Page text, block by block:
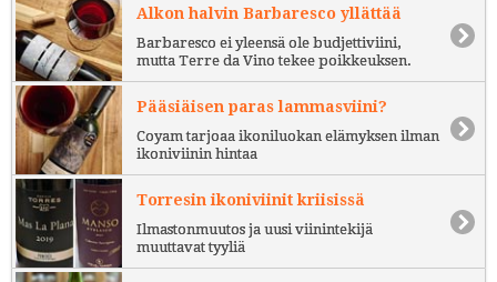
Alkon halvin Barbaresco yllättää
Barbaresco ei yleensä ole budjettiviini,
mutta Terre da Vino tekee poikkeuksen.
Pääsiäisen paras lammasviini?
Coyam tarjoaa ikoniluokan elämyksen ilman
ikoniviinin hintaa
Torresin ikoniviinit kriisissä
Ilmastonmuutos ja uusi viinintekijä
muuttavat tyyliä